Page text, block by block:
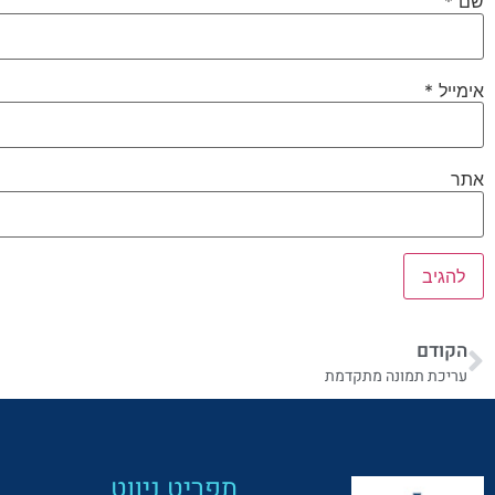
אימייל *
אתר
הקודם
עריכת תמונה מתקדמת